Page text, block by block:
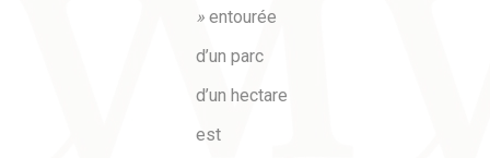
» entourée
d’un parc
d’un hectare
est